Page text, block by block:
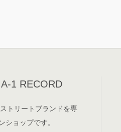
1 RECORD
トリートブランドを専
ショップです。